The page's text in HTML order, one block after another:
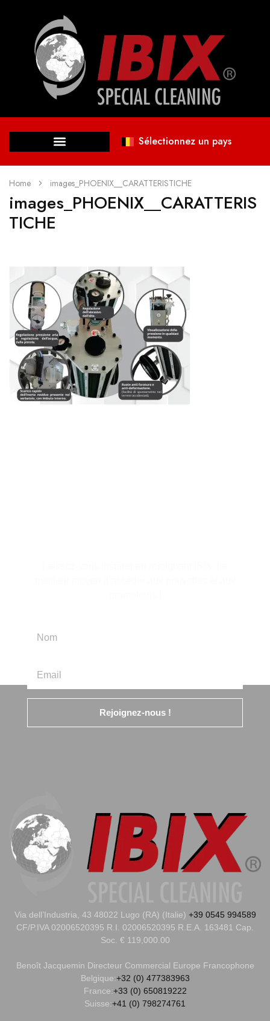
Sélectionnez un pays
Home images_PHOENIX__CARATTERISTICHE
images_PHOENIX__CARATTERIS
TICHE
Rejoignez-nous !
Via dell’Industria, 43 48022 Lugo (RA) (Italie) +39 0545 994589
CF/P.IVA 02006520395 R.I. 02006520395 R.E.A. 163481 Cap.
Soc. € 119,000.00
Benoît Jacquemin Directeur Commercial Europe Francophone
Belgique:+32 (0) 477383963
France:+33 (0) 650819222
Suisse:+41 (0) 798274761